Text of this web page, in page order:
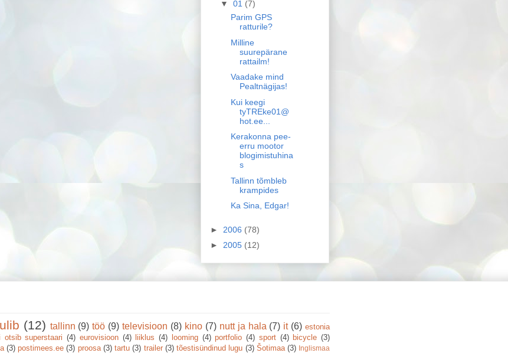
▼ 01 (7)
Parim GPS
ratturile?
Milline
suurepärane
rattailm!
Vaadake mind
Pealtnägijas!
Kui keegi
tyTREke01@
hot.ee...
Kerakonna pee-
erru mootor
blogimistuhina
s
Tallinn tõmbleb
krampides
Ka Sina, Edgar!
► 2006 (78)
► 2005 (12)
(12) tallinn (9) töö (9) televisioon (8) kino (7) nutt ja hala (7) it (6) estonia
otsib superstaari (4) eurovisioon (4) liiklus (4) looming (4) portfolio (4) sport (4) bicycle (3)
(3) postimees.ee (3) proosa (3) tartu (3) trailer (3) tõestisündinud lugu (3) Šotimaa (3) Inglismaa